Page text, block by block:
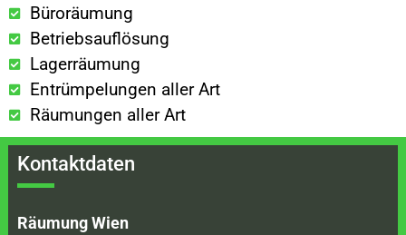
Büroräumung
Betriebsauflösung
Lagerräumung
Entrümpelungen aller Art
Räumungen aller Art
Kontaktdaten
Räumung Wien